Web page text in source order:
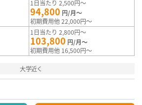
1日当たり 2,500円～
94,800 円/月～
初期費用他 22,000円～
1日当たり 2,800円～
103,800 円/月～
初期費用他 16,500円～
大学近く